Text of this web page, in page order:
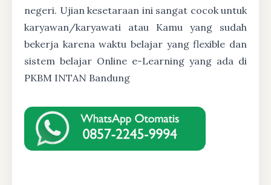
negeri. Ujian kesetaraan ini sangat cocok untuk
karyawan/karyawati atau Kamu yang sudah
bekerja karena waktu belajar yang flexible dan
sistem belajar Online e-Learning yang ada di
PKBM INTAN Bandung